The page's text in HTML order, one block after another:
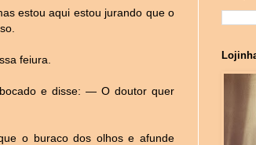
estou aqui estou jurando que o
feiura.
e disse: — O doutor quer
o buraco dos olhos e afunde